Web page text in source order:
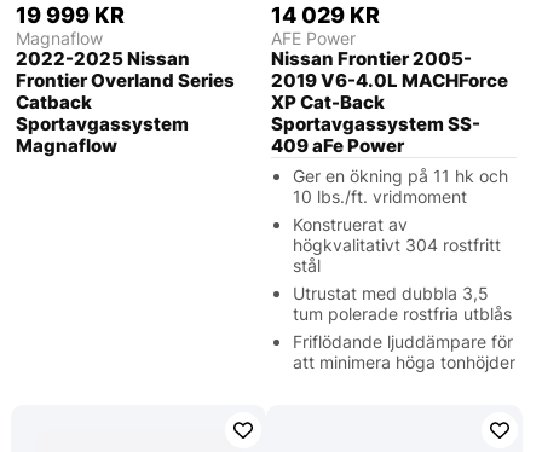
19 999 KR
Magnaflow
2022-2025 Nissan
Frontier Overland Series
Catback
Sportavgassystem
Magnaflow
14 029 KR
AFE Power
Nissan Frontier 2005-
2019 V6-4.0L MACHForce
XP Cat-Back
Sportavgassystem SS-
409 aFe Power
Ger en ökning på 11 hk och
10 lbs./ft. vridmoment
Konstruerat av
högkvalitativt 304 rostfritt
stål
Utrustat med dubbla 3,5
tum polerade rostfria utblås
Friflödande ljuddämpare för
att minimera höga tonhöjder